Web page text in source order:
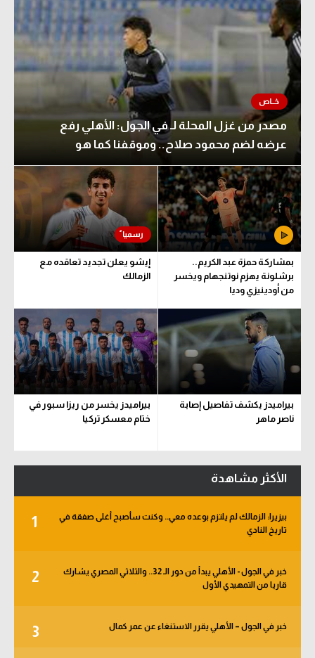
مصدر من غزل المحلة لـ في الجول: الأهلي رفع
عرضه لضم محمود صلاح.. وموقفنا كما هو
بمشاركة حمزة عبد الكريم..
برشلونة يهزم نوتنجهام ويخسر
من أودينيزي وديا
إيشو يعلن تجديد تعاقده مع
الزمالك
بيراميدز يكشف تفاصيل إصابة
ناصر ماهر
بيراميدز يخسر من ريزا سبور في
ختام معسكر تركيا
الأكثر مشاهدة
1
بيزيرا: الزمالك لم يلتزم بوعده معي.. وكنت سأصبح أغلى صفقة في
تاريخ النادي
2
خبر في الجول - الأهلي يبدأ من دور الـ 32.. والثلاثي المصري يشارك
قاريا من التمهيدي الأول
3 خبر في الجول – الأهلي يقرر الاستنغاء عن عمر كمال